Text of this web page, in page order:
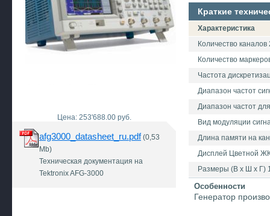
Цена: 253'688.00 руб.
afg3000_datasheet_ru.pdf(0,53
Mb)
Техническая документация на
Tektronix AFG-3000
Краткие
Характеристика
Количество каналов
Количество
Частота
Диапазон частот
Диапазон частот
Вид модуляции
Длина памяти на
Дисплей Цветной
Размеры (В х Ш х Г)
Особенности
Генератор